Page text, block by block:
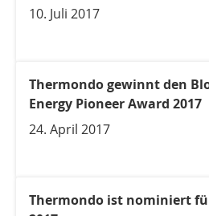
10. Juli 2017
Thermondo gewinnt den
Energy Pioneer Award 2017
24. April 2017
Thermondo ist nominiert für